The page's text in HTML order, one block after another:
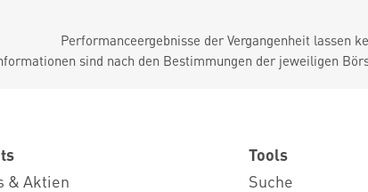
Performanceergebnisse der Vergangenheit lassen
sind nach den Bestimmungen der jeweiligen
& Aktien
Tools
Suche